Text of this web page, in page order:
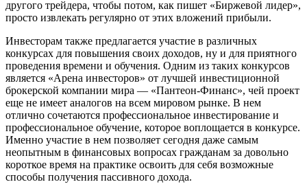
другого трейдера, чтобы потом, как пишет «Биржевой лидер»,
просто извлекать регулярно от этих вложений прибыли.
Инвесторам также предлагается участие в различных
конкурсах для повышения своих доходов, ну и для приятного
проведения времени и обучения. Одним из таких конкурсов
является «Арена инвесторов» от лучшей инвестиционной
брокерской компании мира — «Пантеон-Финанс», чей проект
еще не имеет аналогов на всем мировом рынке. В нем
отлично сочетаются профессиональное инвестирование и
профессиональное обучение, которое воплощается в конкурсе.
Именно участие в нем позволяет сегодня даже самым
неопытным в финансовых вопросах гражданам за довольно
короткое время на практике освоить для себя возможные
способы получения пассивного дохода.